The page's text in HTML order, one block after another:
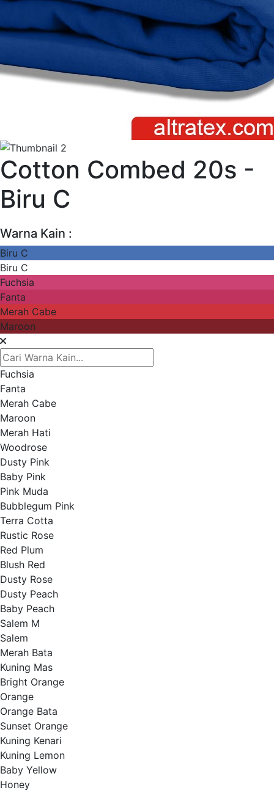
Cotton Combed 20s -
Biru C
Warna Kain :
Biru C
Biru C
Fuchsia
Fanta
Merah Cabe
Maroon
Fuchsia
Fanta
Merah Cabe
Maroon
Merah Hati
Woodrose
Dusty Pink
Baby Pink
Pink Muda
Bubblegum Pink
Terra Cotta
Rustic Rose
Red Plum
Blush Red
Dusty Rose
Dusty Peach
Baby Peach
Salem M
Salem
Merah Bata
Kuning Mas
Bright Orange
Orange
Orange Bata
Sunset Orange
Kuning Kenari
Kuning Lemon
Baby Yellow
Honey